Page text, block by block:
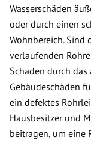
Wasserschäden
oder durch einen
Wohnbereich. Sind
verlaufenden
Schaden durch das
Gebäudeschäden
ein defektes
Hausbesitzer und
beitragen, um eine